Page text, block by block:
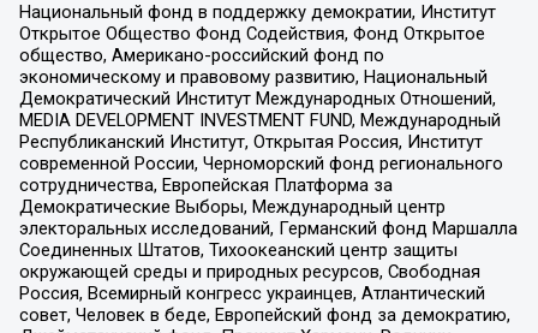
Национальный фонд в поддержку демократии, Институт
Открытое Общество Фонд Содействия, Фонд Открытое
общество, Американо-российский фонд по
экономическому и правовому развитию, Национальный
Демократический Институт Международных Отношений,
MEDIA DEVELOPMENT INVESTMENT FUND, Международный
Республиканский Институт, Открытая Россия, Институт
современной России, Черноморский фонд регионального
сотрудничества, Европейская Платформа за
Демократические Выборы, Международный центр
электоральных исследований, Германский фонд Маршалла
Соединенных Штатов, Тихоокеанский центр защиты
окружающей среды и природных ресурсов, Свободная
Россия, Всемирный конгресс украинцев, Атлантический
совет, Человек в беде, Европейский фонд за демократию,